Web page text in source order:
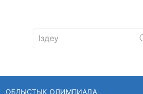
ОБЛЫСТЫҚ ОЛИМПИАДА